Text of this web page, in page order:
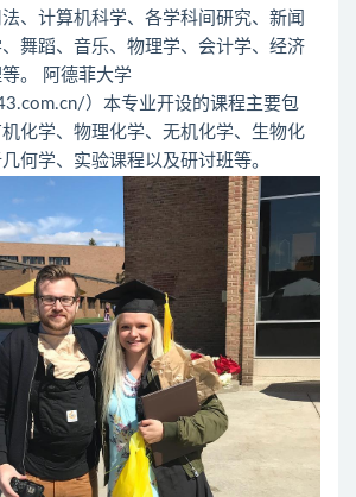
、计算机科学、各学科间研究、新闻
舞蹈、音乐、物理学、会计学、经济
。 阿德菲大学
）本专业开设的课程主要包
化学、物理化学、无机化学、生物化
何学、实验课程以及研讨班等。